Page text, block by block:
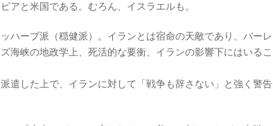
アと米国である。むろん、イスラエルも。
ハーブ派（穏健派）。イランとは宿命の天敵であり、バーレ
海峡の地政学上、死活的な要衝、イランの影響下にはいるこ
遣した上で、イランに対して「戦争も辞さない」と強く警告